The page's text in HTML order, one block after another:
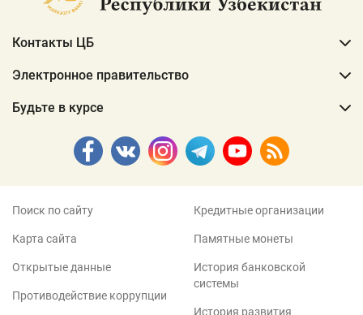
Контакты ЦБ
Электронное правительство
Будьте в курсе
Поиск по сайту
Карта сайта
Открытые данные
Противодействие коррупции
Кредитные организации
Памятные монеты
История банковской
системы
История развития